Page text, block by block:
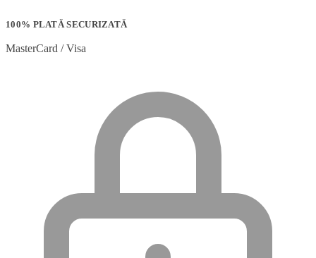
100% PLATĂ SECURIZATĂ
MasterCard / Visa